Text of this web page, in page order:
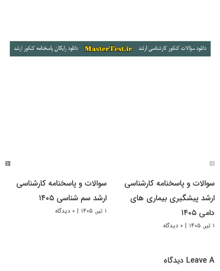
سوالات و پاسخنامه کارشناسی
ارشد پیشگیری بیماری های
دامی ۱۴۰۵
۱ تیر, ۱۴۰۵ | ۰ دیدگاه
سوالات و پاسخنامه کارشناسی
ارشد سم شناسی ۱۴۰۵
۱ تیر, ۱۴۰۵ | ۰ دیدگاه
Leave A دیدگاه